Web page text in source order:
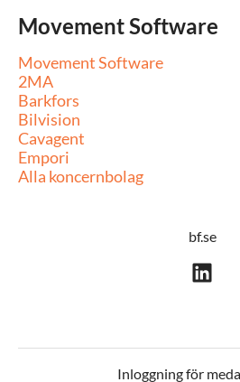
Movement Software
Movement Software
2MA
Barkfors
Bilvision
Cavagent
Empori
Alla koncernbolag
bf.se
Inloggning för